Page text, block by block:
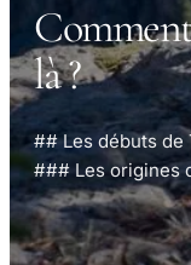
là ?
## Les débuts de
### Les origines